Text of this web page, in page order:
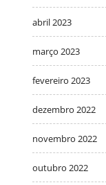
abril 2023
março 2023
fevereiro 2023
dezembro 2022
novembro 2022
outubro 2022